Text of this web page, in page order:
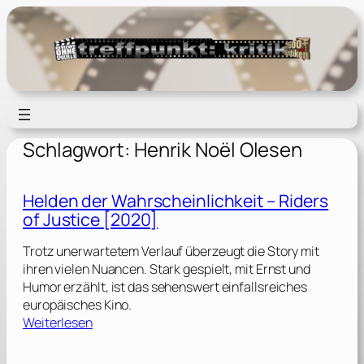
Zum
Inhalt
springen
Schlagwort: Henrik Noël Olesen
Helden der Wahrscheinlichkeit – Riders
of Justice [2020]
Trotz unerwartetem Verlauf überzeugt die Story mit
ihren vielen Nuancen. Stark gespielt, mit Ernst und
Humor erzählt, ist das sehenswert einfallsreiches
europäisches Kino.
Weiterlesen: